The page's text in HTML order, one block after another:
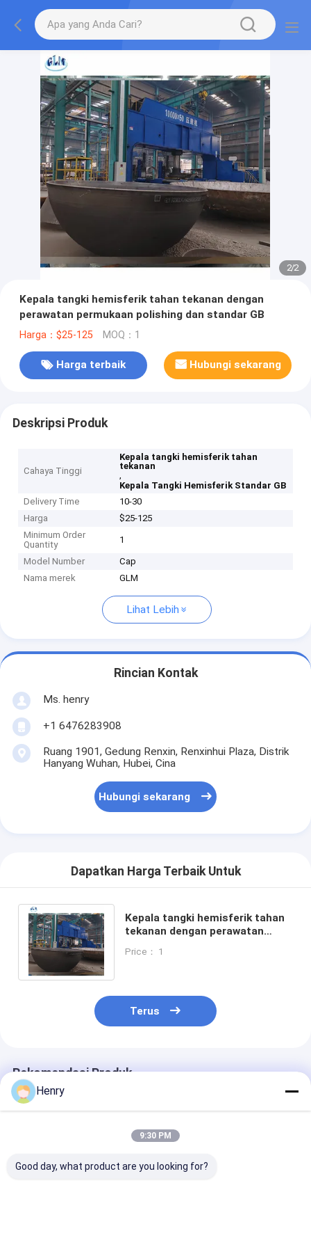
2/2
Kepala tangki hemisferik tahan tekanan dengan
perawatan permukaan polishing dan standar GB
Harga：$25-125 MOQ：1
Harga terbaik Hubungi sekarang
Deskripsi Produk
Cahaya Tinggi
Kepala tangki hemisferik tahan
tekanan
,
Kepala Tangki Hemisferik Standar GB
Delivery Time
10-30
Harga
$25-125
Minimum Order
Quantity
1
Model Number
Cap
Nama merek
GLM
Lihat Lebih
Rincian Kontak
Ms. henry
+1 6476283908
Ruang 1901, Gedung Renxin, Renxinhui Plaza, Distrik
Hanyang Wuhan, Hubei, Cina
Hubungi sekarang
Dapatkan Harga Terbaik Untuk
Kepala tangki hemisferik tahan
tekanan dengan perawatan
standar GB
Price： 1
Terus
Rekomendasi Produk
Henry
9:30 PM
Good day, what product are you looking for?